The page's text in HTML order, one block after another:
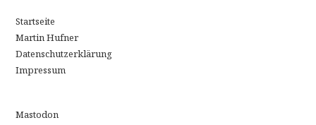
Startseite
Martin Hufner
Datenschutzerklärung
Impressum
Mastodon